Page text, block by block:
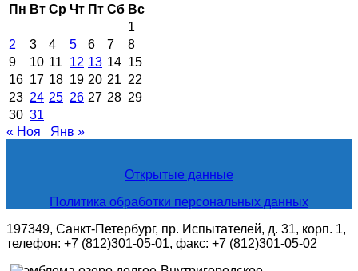
Пн Вт Ср Чт Пт Сб Вс
1
2
3 4 5 6 7
8
9
10 11 12 13 14 15
16 17 18 19 20 21 22
23 24 25 26 27 28 29
30 31
« Ноя
Янв »
Открытые данные
Политика обработки персональных данных
197349, Санкт-Петербург, пр. Испытателей, д. 31, корп. 1,
телефон: +7 (812)301-05-01, факс: +7 (812)301-05-02